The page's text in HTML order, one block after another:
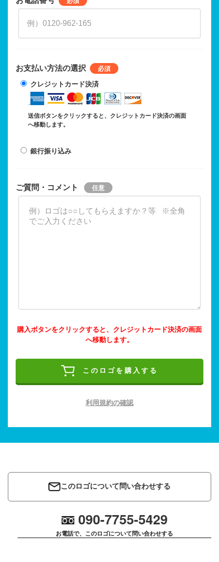
お支払い方法の選択
クレジットカード決済
送信ボタンをクリックすると、クレジットカード決済の画面
へ移動します。
銀行振り込み
ご質問・コメント
購入ボタンをクリックすると、クレジットカード決済の画面
へ移動します。
このロゴを購入する
利用規約の確認
このロゴについて問い合わせする
090-7755-5429
お電話で、このロゴについて問い合わせする